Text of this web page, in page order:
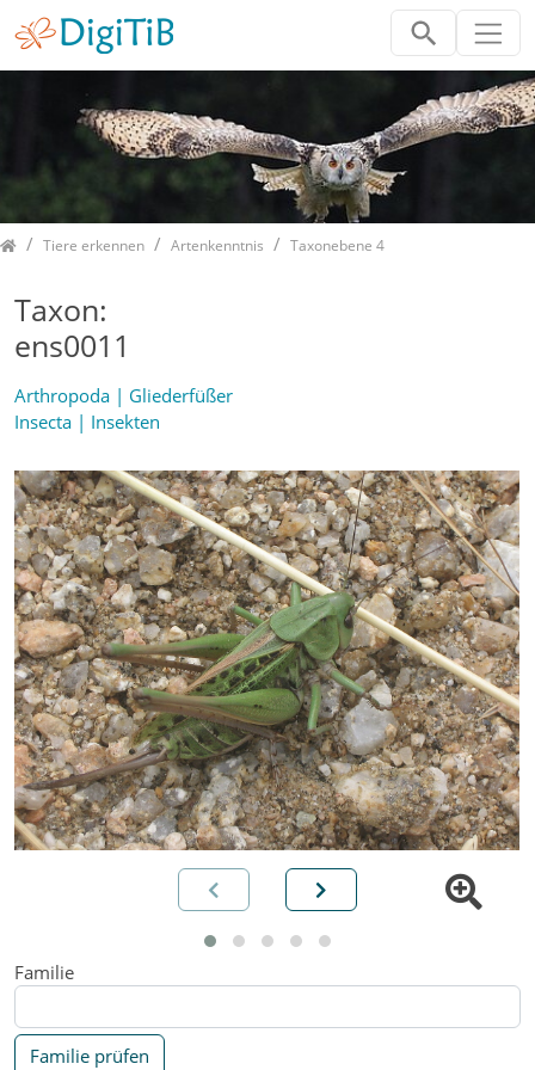
HomeTiere erkennen Artenkenntnis Taxonebene 4
Taxon:
ens0011
Arthropoda | Gliederfüßer
Insecta | Insekten
Familie
Familie prüfen